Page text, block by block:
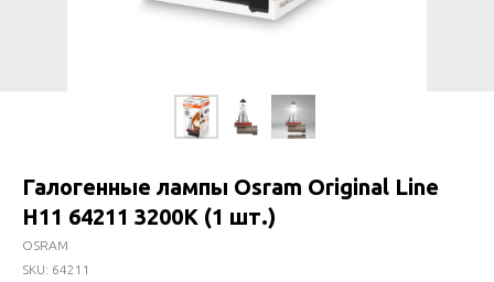
Галогенные лампы Osram Original Line
H11 64211 3200K (1 шт.)
OSRAM
SKU: 64211